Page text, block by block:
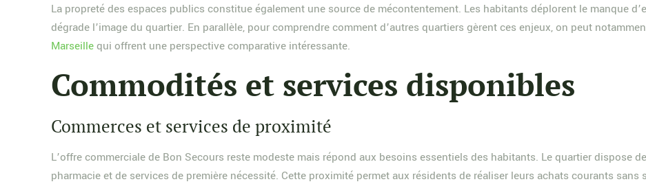
La propreté des espaces publics constitue également une source de mécontentement. Les habitants déplorent le manque
dégrade l’image du quartier. En parallèle, pour comprendre comment d’autres quartiers gèrent ces enjeux, on peut
Marseillequi offrent une perspective comparative intéressante.
Commodités et services disponibles
Commerces et services de proximité
L’offre commerciale de Bon Secours reste modeste mais répond aux besoins essentiels des habitants. Le quartier dispose
pharmacie et de services de première nécessité. Cette proximité permet aux résidents de réaliser leurs achats courants sans